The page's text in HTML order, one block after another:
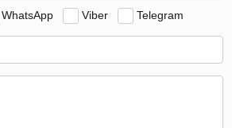
WhatsApp Viber Telegram